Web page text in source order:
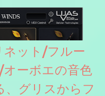
ようです。
ネット/フルー
ーボエの音色
、グリスからフ